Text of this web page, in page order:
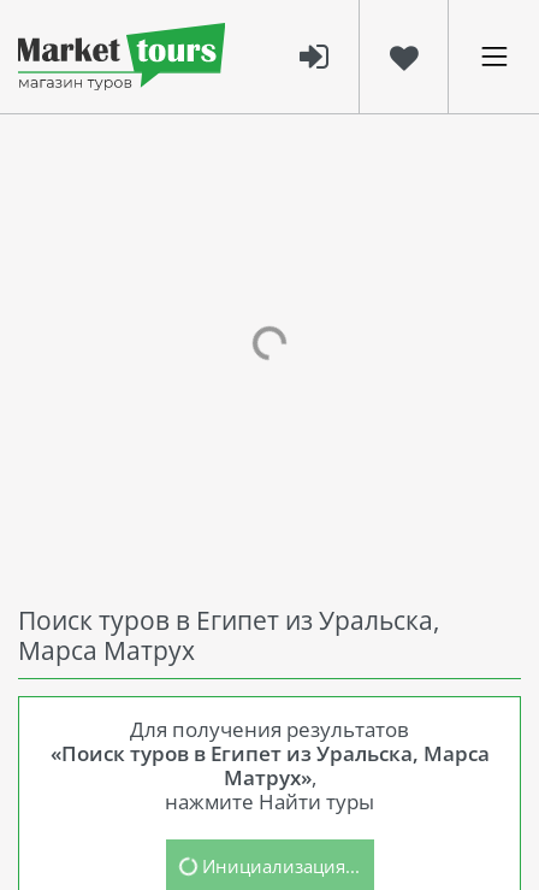
Поиск туров в Египет из Уральска,
Марса Матрух
Для получения результатов
«Поиск туров в Египет из Уральска, Марса
Матрух»,
нажмите Найти туры
Инициализация...